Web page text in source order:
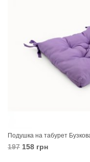
Подушка на табурет
197 158 грн